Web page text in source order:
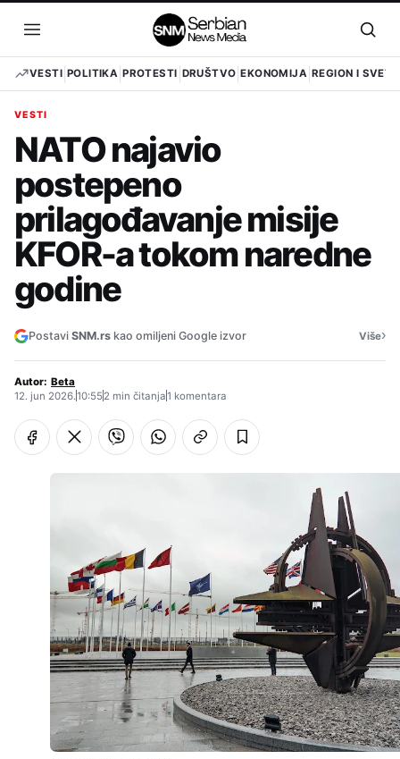
sadržaj
Otvori
meni
VESTI POLITIKA PROTESTI DRUŠTVO EKONOMIJA REGION I SVET
VESTI
NATO najavio
postepeno
prilagođavanje misije
KFOR-a tokom naredne
godine
Postavi SNM.rs kao omiljeni Google izvor Više›
Autor: Beta
12. jun 2026.10:552 min čitanja1 komentara